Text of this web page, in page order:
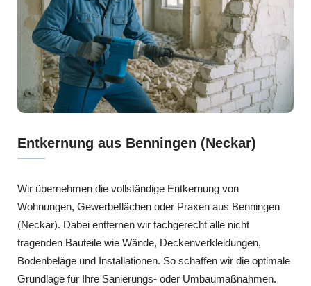
Entkernung aus Benningen (Neckar)
Wir übernehmen die vollständige Entkernung von
Wohnungen, Gewerbeflächen oder Praxen aus Benningen
(Neckar). Dabei entfernen wir fachgerecht alle nicht
tragenden Bauteile wie Wände, Deckenverkleidungen,
Bodenbeläge und Installationen. So schaffen wir die optimale
Grundlage für Ihre Sanierungs- oder Umbaumaßnahmen.